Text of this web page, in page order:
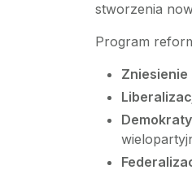
stworzenia
Program
Zniesienie